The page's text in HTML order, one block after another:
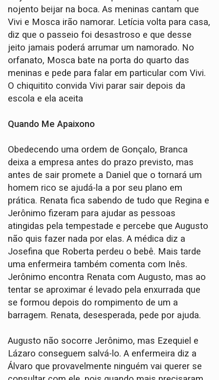
nojento beijar na boca. As meninas cantam que
Vivi e Mosca irão namorar. Letícia volta para casa,
diz que o passeio foi desastroso e que desse
jeito jamais poderá arrumar um namorado. No
orfanato, Mosca bate na porta do quarto das
meninas e pede para falar em particular com Vivi.
O chiquitito convida Vivi parar sair depois da
escola e ela aceita
Quando Me Apaixono
Obedecendo uma ordem de Gonçalo, Branca
deixa a empresa antes do prazo previsto, mas
antes de sair promete a Daniel que o tornará um
homem rico se ajudá-la a por seu plano em
prática. Renata fica sabendo de tudo que Regina e
Jerônimo fizeram para ajudar as pessoas
atingidas pela tempestade e percebe que Augusto
não quis fazer nada por elas. A médica diz a
Josefina que Roberta perdeu o bebê. Mais tarde
uma enfermeira também comenta com Inês.
Jerônimo encontra Renata com Augusto, mas ao
tentar se aproximar é levado pela enxurrada que
se formou depois do rompimento de um a
barragem. Renata, desesperada, pede por ajuda.
Augusto não socorre Jerônimo, mas Ezequiel e
Lázaro conseguem salvá-lo. A enfermeira diz a
Álvaro que provavelmente ninguém vai querer se